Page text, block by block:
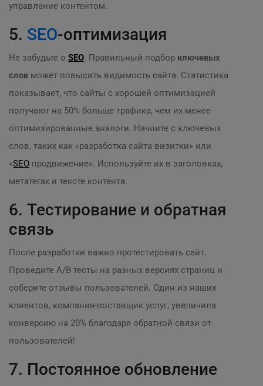
управление контентом.
5. SEO-оптимизация
Не забудьте о SEO. Правильный подбор ключевых
слов может повысить видимость сайта. Статистика
показывает, что сайты с хорошей оптимизацией
получают на 50% больше трафика, чем их менее
оптимизированные аналоги. Начните с ключевых
слов, таких как «разработка сайта визитки» или
«SEO продвижение». Используйте их в заголовках,
метатегах и тексте контента.
6. Тестирование и обратная
связь
После разработки важно протестировать сайт.
Проведите A/B тесты на разных версиях страниц и
соберите отзывы пользователей. Один из наших
клиентов, компания-поставщик услуг, увеличила
конверсию на 20% благодаря обратной связи от
пользователей!
7. Постоянное обновление